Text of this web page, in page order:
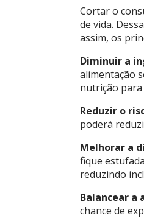
Cortar o
de vida.
assim, os
Diminuir a
alimentação
nutrição
Reduzir o
poderá
Melhorar a
fique
reduzindo
Balancear a
chance de